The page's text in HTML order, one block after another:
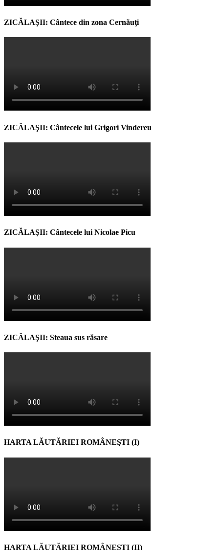
ZICĂLAŞII: Cântece din zona Cernăuţi
ZICĂLAŞII: Cântecele lui Grigori Vindereu
ZICĂLAŞII: Cântecele lui Nicolae Picu
ZICĂLAŞII: Steaua sus răsare
HARTA LĂUTĂRIEI ROMÂNEŞTI (I)
HARTA LĂUTĂRIEI ROMÂNEŞTI (II)